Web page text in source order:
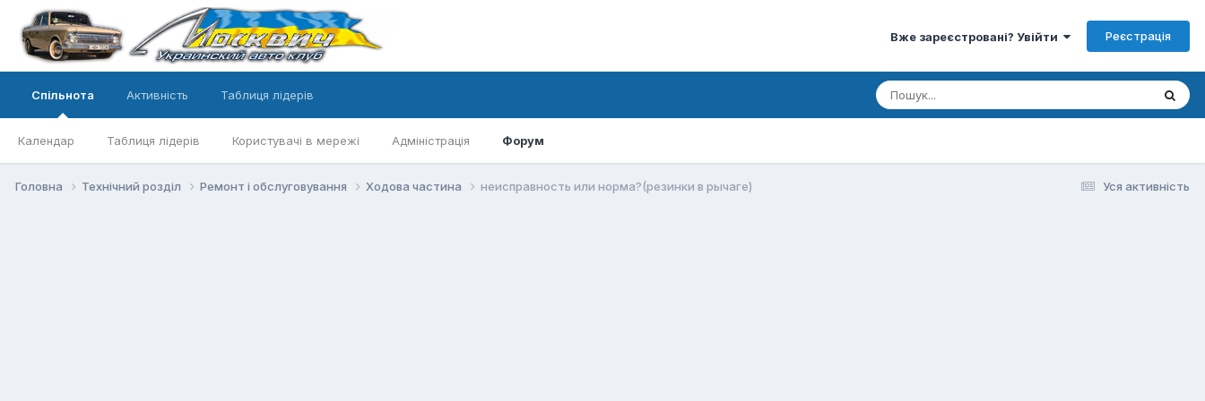
Вже зареєстровані? Увійти Реєстрація
Спільнота
Календар Таблиця лідерів Користувачі в мережі Адміністрація Форум
Активність Таблиця лідерів
Уся активність
Головна Технічний розділ Ремонт і обслуговування Ходова частина неисправность или норма?(резинки в рычаге)